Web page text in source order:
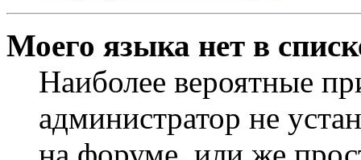
Моего языка нет в
Наиболее вероятные
администратор не